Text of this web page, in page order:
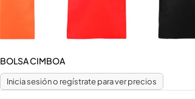
BOLSA CIMBOA
Inicia sesión o regístrate para ver precios